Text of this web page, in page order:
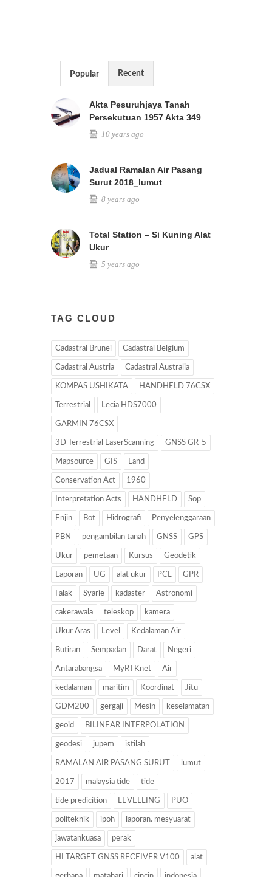
Popular Recent
Akta Pesuruhjaya Tanah
Persekutuan 1957 Akta 349
10 years ago
Jadual Ramalan Air Pasang
Surut 2018_lumut
8 years ago
Total Station – Si Kuning Alat
Ukur
5 years ago
TAG CLOUD
Cadastral Brunei Cadastral Belgium
Cadastral Austria Cadastral Australia
KOMPAS USHIKATA HANDHELD 76CSX
Terrestrial Lecia HDS7000
GARMIN 76CSX
3D Terrestrial LaserScanning GNSS GR-5
Mapsource GIS Land
Conservation Act 1960
Interpretation Acts HANDHELD Sop
Enjin Bot Hidrografi Penyelenggaraan
PBN pengambilan tanah GNSS GPS
Ukur pemetaan Kursus Geodetik
Laporan UG alat ukur PCL GPR
Falak Syarie kadaster Astronomi
cakerawala teleskop kamera
Ukur Aras Level Kedalaman Air
Butiran Sempadan Darat Negeri
Antarabangsa MyRTKnet Air
kedalaman maritim Koordinat Jitu
GDM200 gergaji Mesin keselamatan
geoid BILINEAR INTERPOLATION
geodesi jupem istilah
RAMALAN AIR PASANG SURUT lumut
2017 malaysia tide tide
tide predicition LEVELLING PUO
politeknik ipoh laporan. mesyuarat
jawatankuasa perak
HI TARGET GNSS RECEIVER V100 alat